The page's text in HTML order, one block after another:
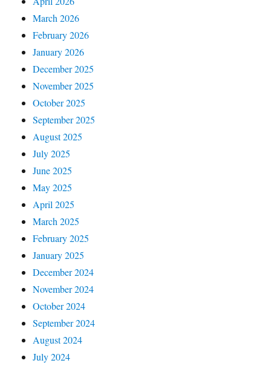
March 2026
February 2026
January 2026
December 2025
November 2025
October 2025
September 2025
August 2025
July 2025
June 2025
May 2025
April 2025
March 2025
February 2025
January 2025
December 2024
November 2024
October 2024
September 2024
August 2024
July 2024